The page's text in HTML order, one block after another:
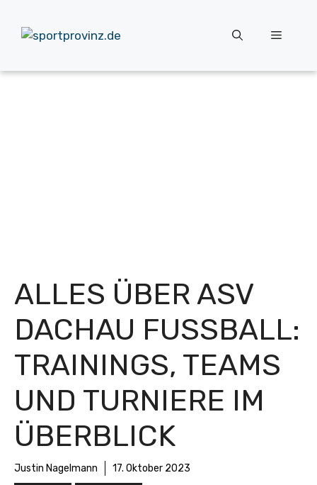
Inhalt
springen
Menü
ALLES ÜBER ASV
DACHAU FUSSBALL: T
RAININGS, TEAMS U
ND TURNIERE IM Ü
BERBLICK
Justin Nagelmann 17. Oktober 2023